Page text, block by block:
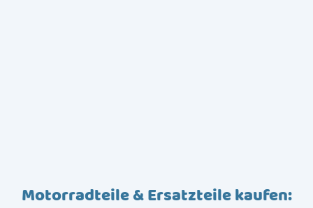
Motorradteile & Ersatzteile kaufen: